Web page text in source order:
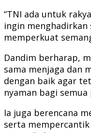
“TNI ada untuk
ingin menghadirkan
memperkuat
Dandim berharap,
sama menjaga dan
dengan baik agar
nyaman bagi
Ia juga berencana
serta